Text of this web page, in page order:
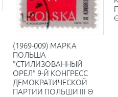
(1969-009) МАРКА
ПОЛЬША
"СТИЛИЗОВАННЫЙ
ОРЕЛ" 9-Й КОНГРЕСС
ДЕМОКРАТИЧЕСКОЙ
ПАРТИИ ПОЛЬШИ III Θ